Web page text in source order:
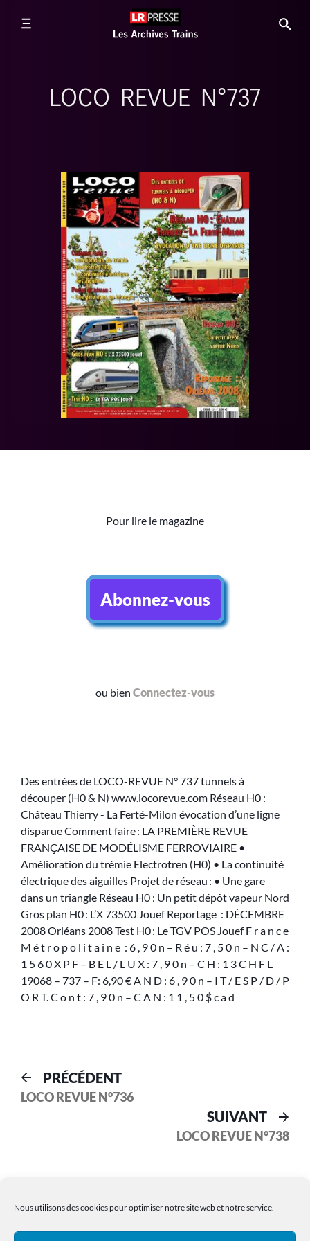
Nous utilisons des cookies pour optimiser notre site web et notre service.
LOCO REVUE N°737
Pour lire le magazine
Abonnez-vous
ou bien Connectez-vous
Des entrées de LOCO-REVUE N° 737 tunnels à
découper (H0 & N) www.locorevue.com Réseau H0 :
Château Thierry - La Ferté-Milon évocation d’une ligne
disparue Comment faire : LA PREMIÈRE REVUE
FRANÇAISE DE MODÉLISME FERROVIAIRE •
Amélioration du trémie Electrotren (H0) • La continuité
électrique des aiguilles Projet de réseau : • Une gare
dans un triangle Réseau H0 : Un petit dépôt vapeur Nord
Gros plan H0 : L’X 73500 Jouef Reportage : DÉCEMBRE
2008 Orléans 2008 Test H0 : Le TGV POS Jouef F r a n c e
M é t r o p o l i t a i n e : 6 , 9 0 n – R é u : 7 , 5 0 n – N C / A :
1 5 6 0 X P F – B E L / L U X : 7 , 9 0 n – C H : 1 3 C H F L
19068 – 737 – F: 6,90 € A N D : 6 , 9 0 n – I T / E S P / D / P
O R T. C o n t : 7 , 9 0 n – C A N : 1 1 , 5 0 $ c a d
PRÉCÉDENT
LOCO REVUE N°736
SUIVANT
LOCO REVUE N°738